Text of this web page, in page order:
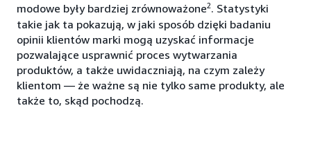
modowe były bardziej zrównoważone2. Statystyki
takie jak ta pokazują, w jaki sposób dzięki badaniu
opinii klientów marki mogą uzyskać informacje
pozwalające usprawnić proces wytwarzania
produktów, a także uwidaczniają, na czym zależy
klientom — że ważne są nie tylko same produkty, ale
także to, skąd pochodzą.